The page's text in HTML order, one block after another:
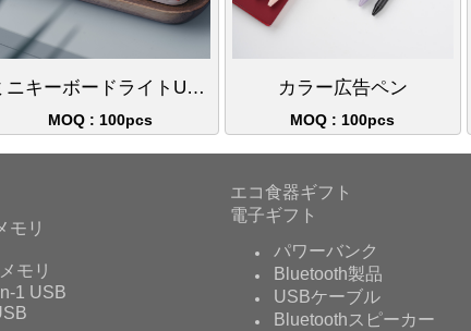
ミニキーボードライトUSB充電ナイトライトストレス解消グッズクリエイティブギフト
MOQ : 100pcs
カラー広告ペン
MOQ : 100pcs
モリ
モリ
1 USB
エコ食器ギフト
電子ギフト
パワーバンク
Bluetooth製品
USBケーブル
Bluetoothスピーカー